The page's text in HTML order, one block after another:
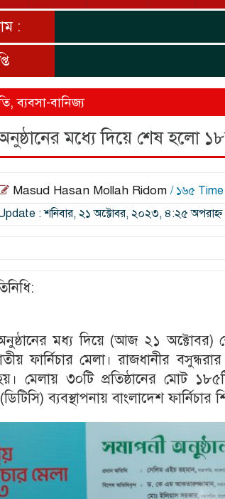
:
,ব্যবসা-বানিজ্য
মধ্যে দিয়ে শেষ হলো
Masud Hasan Mollah Ridom / ১৬৫
: শনিবার, ২১ অক্টোবর, ২০২৩, ৪:২৫ অপরাহ্ন
মধ্য দিয়ে (আজ ২১
ফার্নিচার মেলা। রাজধানীর
মেলায় ৩০টি প্রতিষ্ঠানের মোট
(ডিটিসি) ব্যবস্থাপনায় বাংলাদেশ